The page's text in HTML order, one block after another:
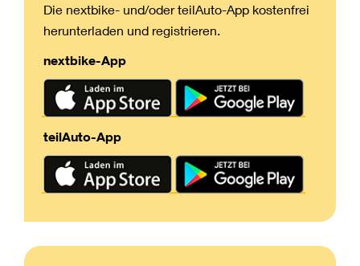
Die nextbike- und/oder teilAuto-App kostenfrei
herunterladen und registrieren.
nextbike-App
teilAuto-App